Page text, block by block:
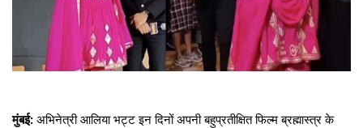
मुंबई: अभिनेत्री आलिया भट्ट इन दिनों अपनी बहुप्रतीक्षित फिल्म ब्रह्मास्त्र के